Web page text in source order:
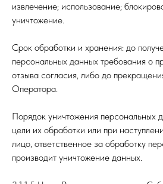
извлечение; использование;
уничтожение.
Срок обработки и хранения: до
персональных данных требования о
отзыва согласия, либо до
Оператора.
Порядок уничтожения персональных
цели их обработки или при
лицо, ответственное за обработку
производит уничтожение данных.